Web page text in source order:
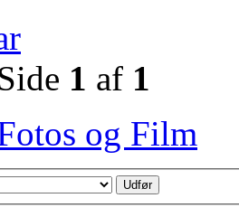
1 af 1
og Film